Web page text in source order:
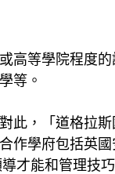
高等學院程度
等。
此，「道格拉
作學府包括英
才能和管理技